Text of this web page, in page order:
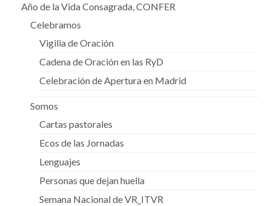
Año de la Vida Consagrada, CONFER
Celebramos
Vigilia de Oración
Cadena de Oración en las RyD
Celebración de Apertura en Madrid
Somos
Cartas pastorales
Ecos de las Jornadas
Lenguajes
Personas que dejan huella
Semana Nacional de VR_ITVR